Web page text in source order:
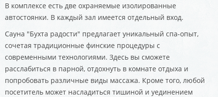
В комплексе есть две охраняемые изолированные
автостоянки. В каждый зал имеется отдельный вход.
Сауна "Бухта радости" предлагает уникальный спа-опыт,
сочетая традиционные финские процедуры с
современными технологиями. Здесь вы сможете
расслабиться в парной, отдохнуть в комнате отдыха и
попробовать различные виды массажа. Кроме того, любой
посетитель может насладиться тишиной и уединением